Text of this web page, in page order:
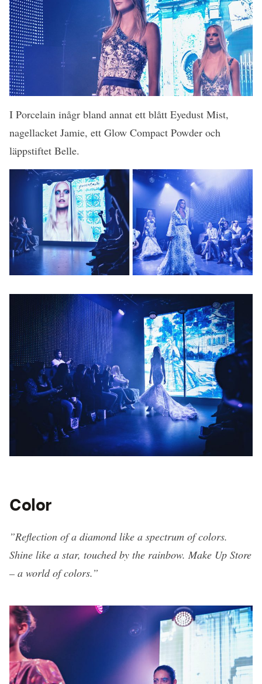
I Porcelain inågr bland annat ett blått Eyedust Mist,
nagellacket Jamie, ett Glow Compact Powder och
läppstiftet Belle.
Color
”Reflection of a diamond like a spectrum of colors.
Shine like a star, touched by the rainbow. Make Up Store
– a world of colors.”